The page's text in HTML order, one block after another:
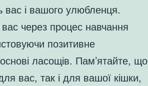
вас і вашого улюбленця.
через процес навчання
позитивне
ласощів. Пам’ятайте, що
вас, так і для вашої кішки,